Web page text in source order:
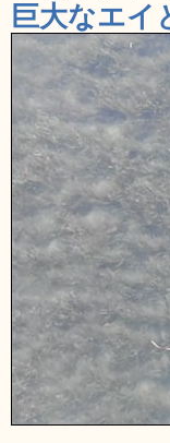
巨大なエイ